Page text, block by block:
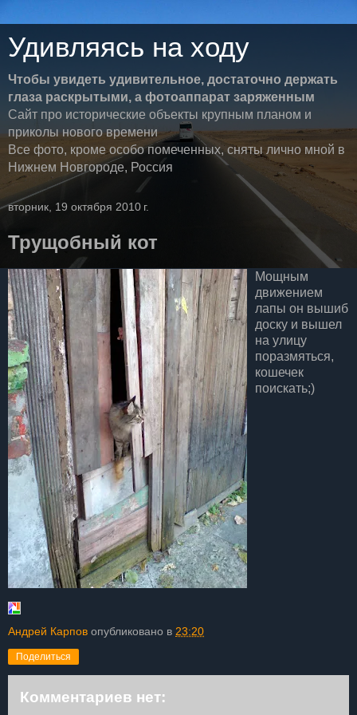
Удивляясь на ходу
Чтобы увидеть удивительное, достаточно держать
глаза раскрытыми, а фотоаппарат заряженным
Сайт про исторические объекты крупным планом и
приколы нового времени
Все фото, кроме особо помеченных, сняты лично мной в
Нижнем Новгороде, Россия
вторник, 19 октября 2010 г.
Трущобный кот
Мощным
движением
лапы он вышиб
доску и вышел
на улицу
поразмяться,
кошечек
поискать;)
Андрей Карпов опубликовано в 23:20
Поделиться
Комментариев нет: